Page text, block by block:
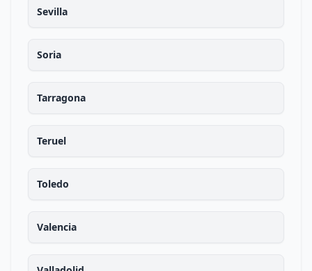
Sevilla
Soria
Tarragona
Teruel
Toledo
Valencia